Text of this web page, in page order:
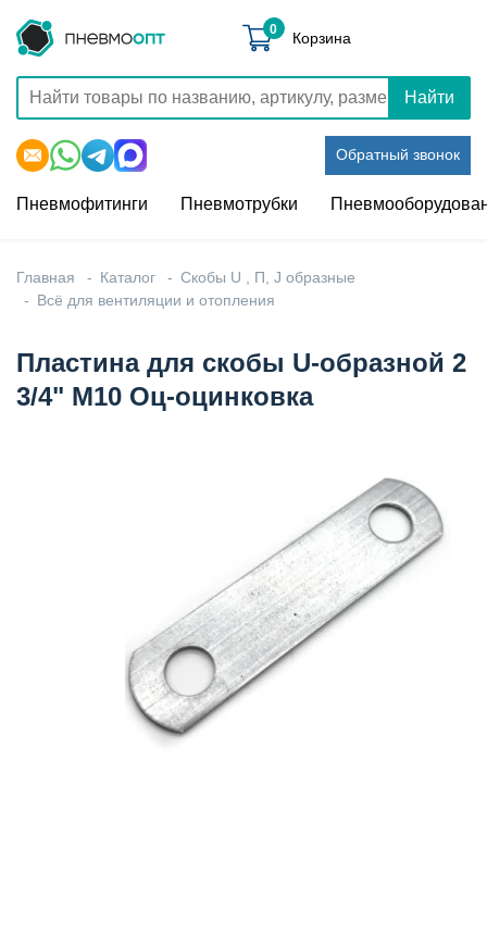
Найти
Обратный звонок
0 Корзина
Пневмофитинги Пневмотрубки
Главная Каталог
Скобы U , П, J образные
Всё для вентиляции и отопления
Пластина для скобы U-образной 2
3/4" М10 Оц-оцинковка